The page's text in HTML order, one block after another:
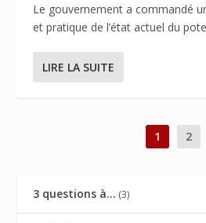
Le gouvernement a commandé
et pratique de l’état actuel du
LIRE LA SUITE
1 2
3 questions à… (3)